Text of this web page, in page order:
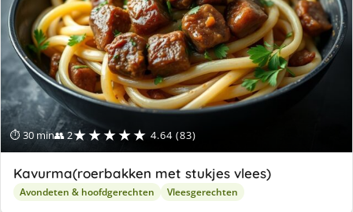
⏱ 30 min👥 2★★★★★ 4.64 (83)
Kavurma(roerbakken met stukjes vlees)
Avondeten & hoofdgerechten Vleesgerechten